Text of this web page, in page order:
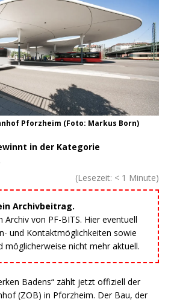
Pforzheim (Foto: Markus Born)
in der Kategorie
(Lesezeit: < 1 Minute)
Archivbeitrag.
von PF-BITS. Hier eventuell
und Kontaktmöglichkeiten sowie
möglicherweise nicht mehr aktuell.
Badens“ zählt jetzt offiziell der
(ZOB) in Pforzheim. Der Bau, der